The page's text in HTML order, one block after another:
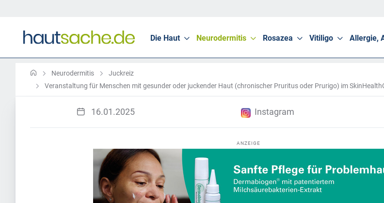
Die Haut Neurodermitis Rosazea Vitiligo Allergie,
Neurodermitis
Juckreiz
Veranstaltung für Menschen mit gesunder oder juckender Haut (chronischer Pruritus oder Prurigo) im
16.01.2025 Instagram
ANZEIGE